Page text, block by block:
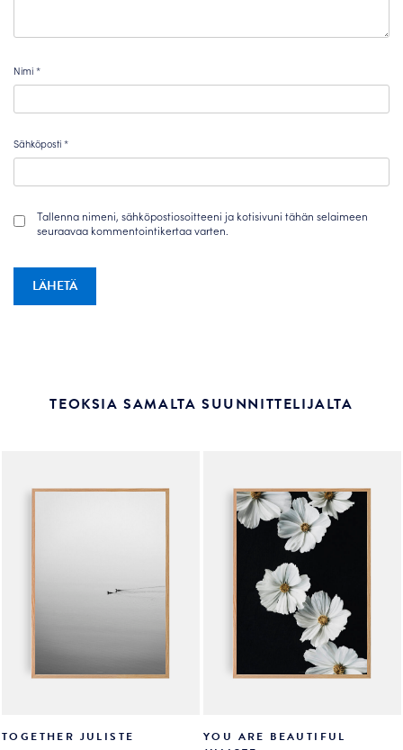
Nimi*
Sähköposti*
Tallenna nimeni, sähköpostiosoitteeni ja kotisivuni tähän selaimeen
seuraavaa kommentointikertaa varten.
TEOKSIA SAMALTA SUUNNITTELIJALTA
TOGETHER JULISTE
YOU ARE BEAUTIFUL